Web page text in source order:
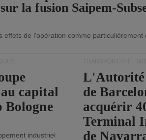
la fusion Saipem-
effets de l'opération comme
capital
industriel
de
acquérir
Terminal
de